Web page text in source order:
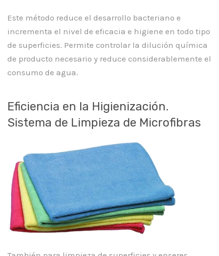
Este método reduce el desarrollo bacteriano e
incrementa el nivel de eficacia e higiene en todo tipo
de superficies. Permite controlar la dilución química
de producto necesario y reduce considerablemente el
consumo de agua.
Eficiencia en la Higienización.
Sistema de Limpieza de Microfibras